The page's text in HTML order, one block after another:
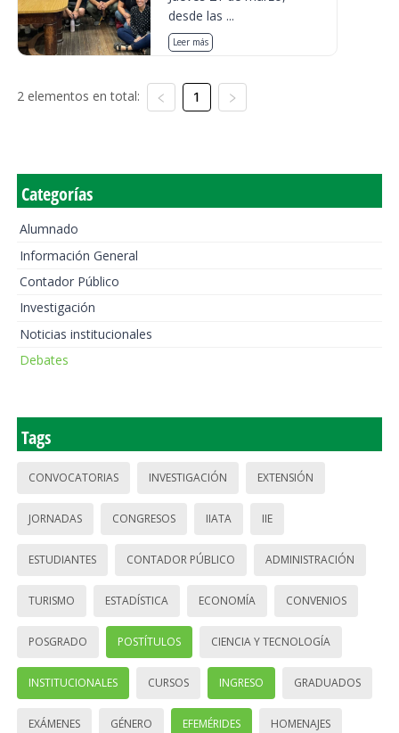
desde las ...
Leer más
2 elementos en total: 1
Categorías
Alumnado
Información General
Contador Público
Investigación
Noticias institucionales
Debates
Tags
CONVOCATORIAS INVESTIGACIÓN EXTENSIÓN
JORNADAS CONGRESOS IIATA IIE
ESTUDIANTES CONTADOR PÚBLICO ADMINISTRACIÓN
TURISMO ESTADÍSTICA ECONOMÍA CONVENIOS
POSGRADO POSTÍTULOS CIENCIA Y TECNOLOGÍA
INSTITUCIONALES CURSOS INGRESO GRADUADOS
EXÁMENES GÉNERO EFEMÉRIDES HOMENAJES